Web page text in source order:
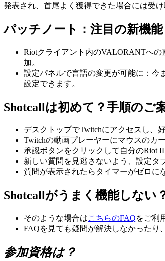
発表され、首尾よく獲得できた場合には受
パッチノート：注目の新機能
Riotクライアント内のVALORANTへ
加。
設定パネルで言語の変更が可能に：今
設定できます。
Shotcallは初めて？手順のご
デスクトップでTwitchにアクセスし、
Twitchの動画プレーヤーにマウスのカ
承認ボタンをクリックして自分のRiot
新しい質問を見逃さないよう、設定タ
質問が表示されたらタイマーがゼロに
Shotcallがうまく機能しない
そのような場合はこちらのFAQをご利
FAQを見ても疑問が解決しなかったり
参加資格は？